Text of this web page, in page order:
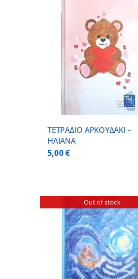
ΤΕΤΡΑΔΙΟ ΑΡΚΟΥΔΑΚΙ –
ΗΛΙΑΝΑ
5,00€
ADD TO CART
Out of stock
ADD TO CART